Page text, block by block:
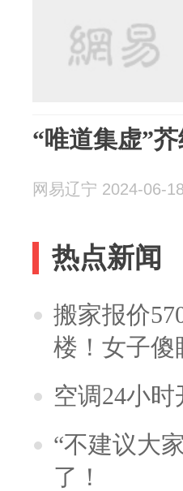
“唯道集虚”
网易辽宁 2024-06-18
热点新闻
搬家报价
楼！女子
空调24小
“不建议大
了！